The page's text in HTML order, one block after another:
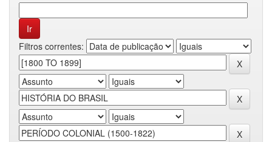
Filtros correntes: